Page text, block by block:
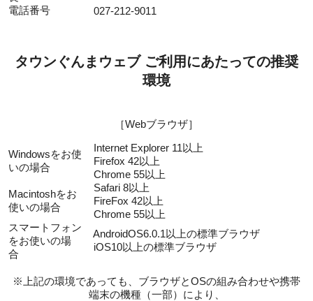
電話番号
027-212-9011
タウンぐんまウェブ ご利用にあたっての推奨
環境
［Webブラウザ］
Windowsをお使
いの場合
Internet Explorer 11以上
Firefox 42以上
Chrome 55以上
Macintoshをお
使いの場合
Safari 8以上
FireFox 42以上
Chrome 55以上
スマートフォン
をお使いの場
合
AndroidOS6.0.1以上の標準ブラウザ
iOS10以上の標準ブラウザ
※上記の環境であっても、ブラウザとOSの組み合わせや携帯
端末の機種（一部）により、